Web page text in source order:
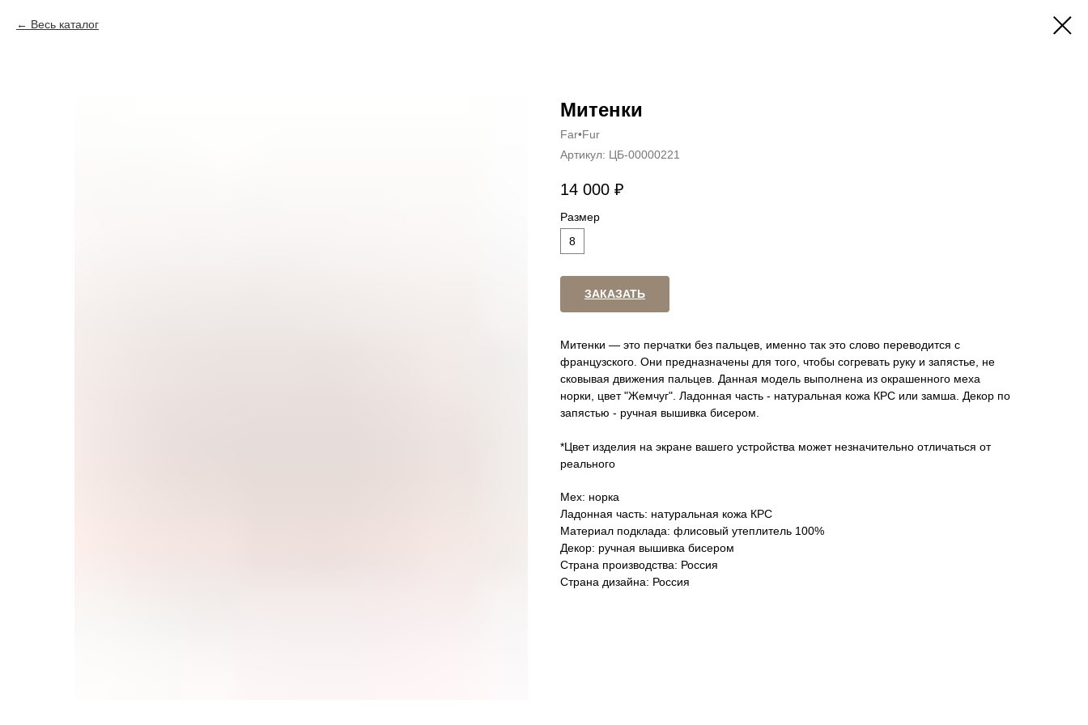
Весь каталог
Митенки
Far•Fur
Артикул: ЦБ-00000221
14 000 ₽
Размер
8
ЗАКАЗАТЬ
Митенки — это перчатки без пальцев, именно так это слово переводится с
французского. Они предназначены для того, чтобы согревать руку и запястье, не
сковывая движения пальцев. Данная модель выполнена из окрашенного меха
норки, цвет "Жемчуг". Ладонная часть - натуральная кожа КРС или замша. Декор по
запястью - ручная вышивка бисером.
*Цвет изделия на экране вашего устройства может незначительно отличаться от
реального
Мех: норка
Ладонная часть: натуральная кожа КРС
Материал подклада: флисовый утеплитель 100%
Декор: ручная вышивка бисером
Страна производства: Россия
Страна дизайна: Россия